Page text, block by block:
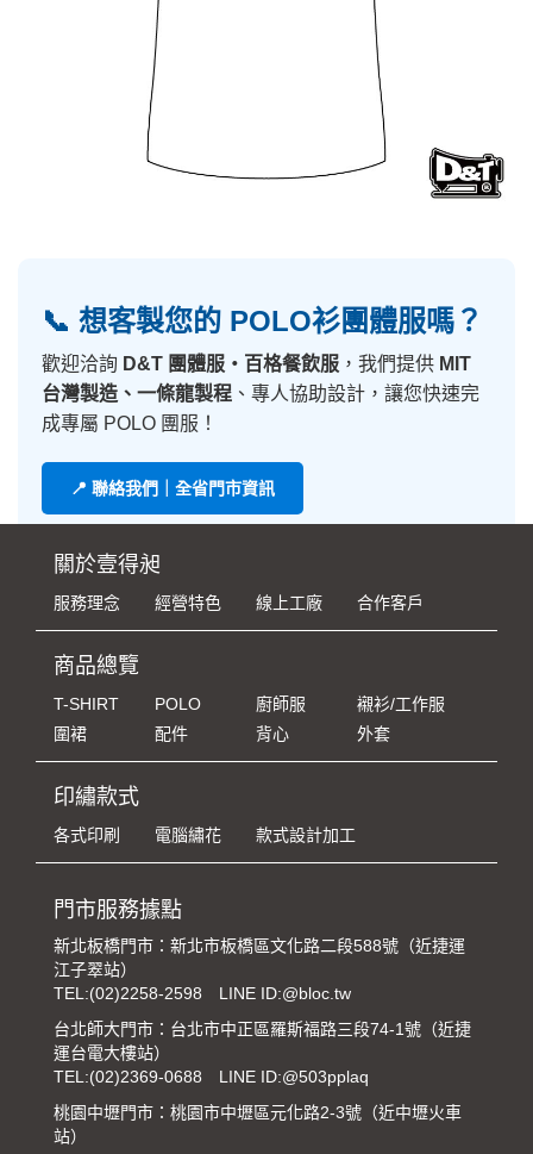
📞 想客製您的 POLO衫團體服嗎？
歡迎洽詢 D&T 團體服・百格餐飲服 ，我們提供 MIT
台灣製造、一條龍製程 、專人協助設計，讓您快速完
成專屬 POLO 團服！
📍 聯絡我們｜全省門市資訊
關於壹得昶
服務理念 經營特色 線上工廠 合作客戶
商品總覽
T-SHIRT POLO 廚師服
襯衫/工作服
圍裙
配件 背心 外套
印繡款式
各式印刷 電腦繡花 款式設計加工
門市服務據點
新北板橋門市：新北市板橋區文化路二段588號（近捷運
江子翠站）
TEL:(02)2258-2598
LINE ID:@bloc.tw
台北師大門市：台北市中正區羅斯福路三段74-1號（近捷
運台電大樓站）
TEL:(02)2369-0688
LINE ID:@503pplaq
桃園中壢門市：桃園市中壢區元化路2-3號（近中壢火車
站）